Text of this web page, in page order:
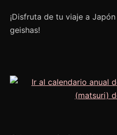
¡Disfruta de tu viaje a
geishas!